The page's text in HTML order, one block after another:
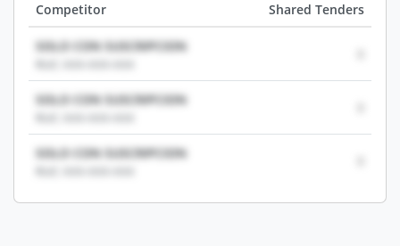
Competitor Shared Tenders
SOLO CON SUSCRIPCION
SOLO CON SUSCRIPCION
SOLO CON SUSCRIPCION